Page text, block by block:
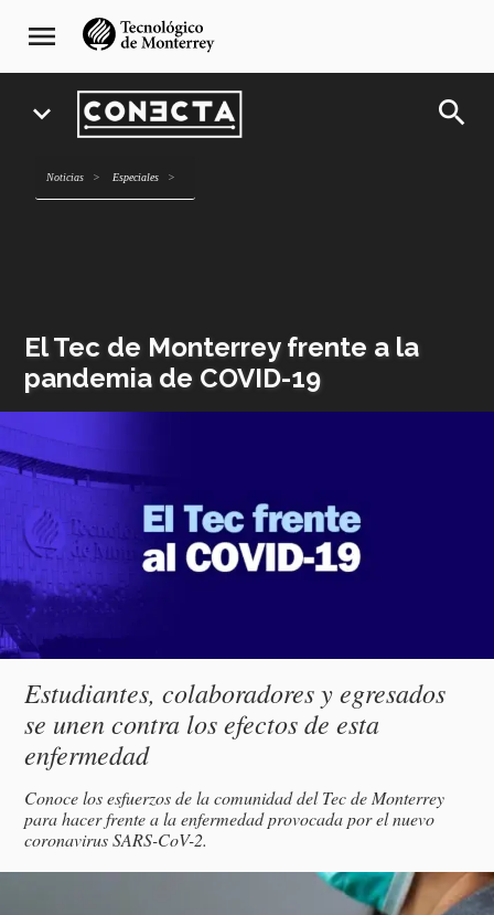
navegación
principal
menu
expand_more search
Noticias Especiales
El Tec de Monterrey frente a la
pandemia de COVID-19
o
logo
Subtítulo
Estudiantes, colaboradores y egresados
se unen contra los efectos de esta
enfermedad
Descripción
Conoce los esfuerzos de la comunidad del Tec de Monterrey
para hacer frente a la enfermedad provocada por el nuevo
coronavirus SARS-CoV-2.